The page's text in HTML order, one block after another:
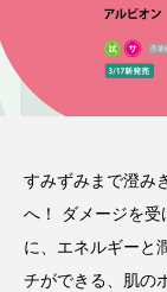
すみずみまで澄み
へ！ ダメージを
に、エネルギーと
チができる、肌の